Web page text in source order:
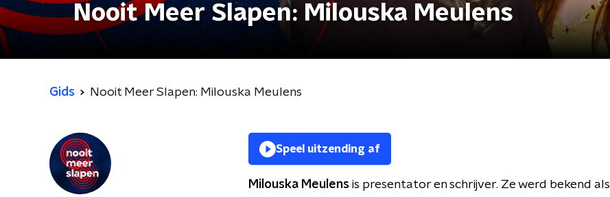
Nooit Meer Slapen: Milouska Meulens
Gids Nooit Meer Slapen: Milouska Meulens
Speel uitzending af
Milouska Meulens is presentator en schrijver. Ze werd bekend als